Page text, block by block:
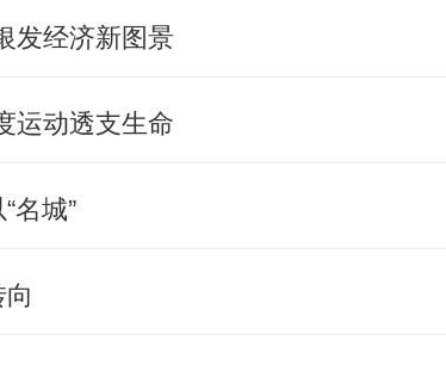
发经济新图景
运动透支生命
名城”
向